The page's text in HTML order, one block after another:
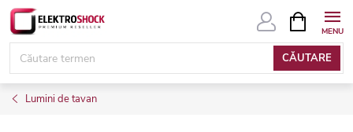
Treci
conținut
CĂUTARE
COŞ
DE
Lumini de tavan